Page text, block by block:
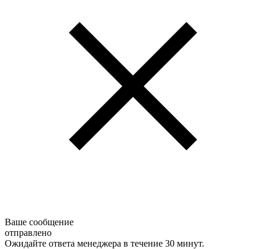
Ваше сообщение
отправлено
Ожидайте ответа менеджера в течение 30 минут.